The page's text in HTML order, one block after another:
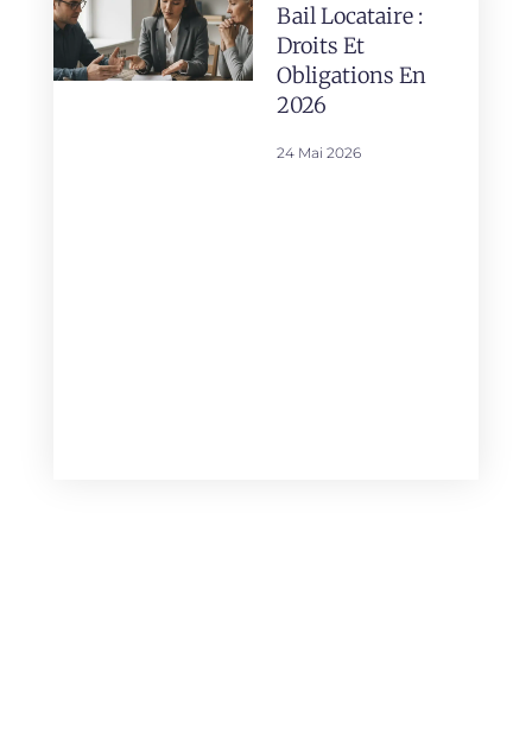
Bail Locataire :
Droits Et
Obligations En
2026
24 Mai 2026